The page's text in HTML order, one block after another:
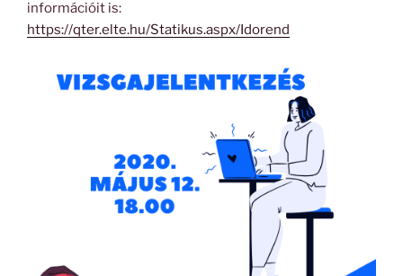
információit is:
https://qter.elte.hu/Statikus.aspx/Idorend